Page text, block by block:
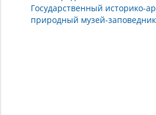
Государственный историко-
природный музей-